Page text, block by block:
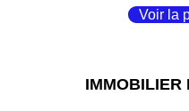
Voir la
IMMOBILIER